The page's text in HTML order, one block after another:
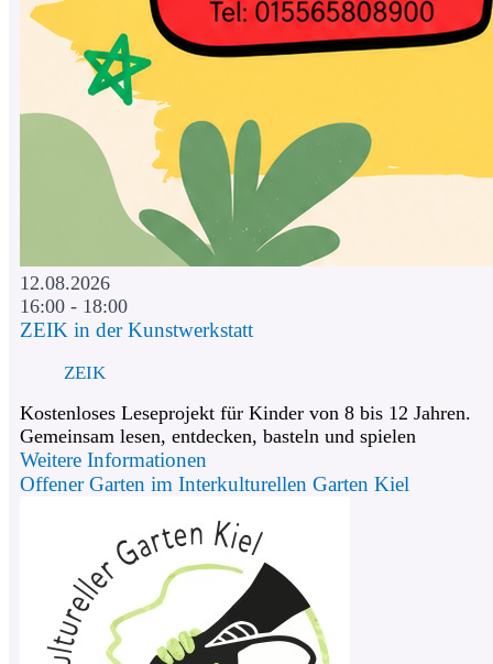
12.08.2026
16:00 - 18:00
ZEIK in der Kunstwerkstatt
ZEIK
Kostenloses Leseprojekt für Kinder von 8 bis 12 Jahren.
Gemeinsam lesen, entdecken, basteln und spielen
Weitere Informationen
Offener Garten im Interkulturellen Garten Kiel